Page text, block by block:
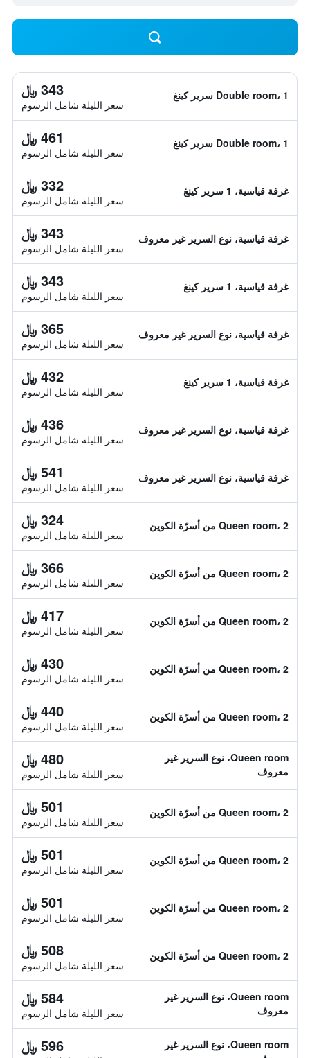
Double room، 1 سرير كينغ 343 ﷼
سعر الليلة شامل الرسوم
Double room، 1 سرير كينغ 461 ﷼
سعر الليلة شامل الرسوم
غرفة قياسية، 1 سرير كينغ 332 ﷼
سعر الليلة شامل الرسوم
غرفة قياسية، نوع السرير غير معروف 343 ﷼
سعر الليلة شامل الرسوم
غرفة قياسية، 1 سرير كينغ 343 ﷼
سعر الليلة شامل الرسوم
غرفة قياسية، نوع السرير غير معروف 365 ﷼
سعر الليلة شامل الرسوم
غرفة قياسية، 1 سرير كينغ 432 ﷼
سعر الليلة شامل الرسوم
غرفة قياسية، نوع السرير غير معروف 436 ﷼
سعر الليلة شامل الرسوم
غرفة قياسية، نوع السرير غير معروف 541 ﷼
سعر الليلة شامل الرسوم
Queen room، 2 من أسرّة الكوين 324 ﷼
سعر الليلة شامل الرسوم
Queen room، 2 من أسرّة الكوين 366 ﷼
سعر الليلة شامل الرسوم
Queen room، 2 من أسرّة الكوين 417 ﷼
سعر الليلة شامل الرسوم
Queen room، 2 من أسرّة الكوين 430 ﷼
سعر الليلة شامل الرسوم
Queen room، 2 من أسرّة الكوين 440 ﷼
سعر الليلة شامل الرسوم
Queen room، نوع السرير غير
معروف
480 ﷼
سعر الليلة شامل الرسوم
Queen room، 2 من أسرّة الكوين 501 ﷼
سعر الليلة شامل الرسوم
Queen room، 2 من أسرّة الكوين 501 ﷼
سعر الليلة شامل الرسوم
Queen room، 2 من أسرّة الكوين 501 ﷼
سعر الليلة شامل الرسوم
Queen room، 2 من أسرّة الكوين 508 ﷼
سعر الليلة شامل الرسوم
Queen room، نوع السرير غير
معروف
584 ﷼
سعر الليلة شامل الرسوم
Queen room، نوع السرير غير
596 ﷼